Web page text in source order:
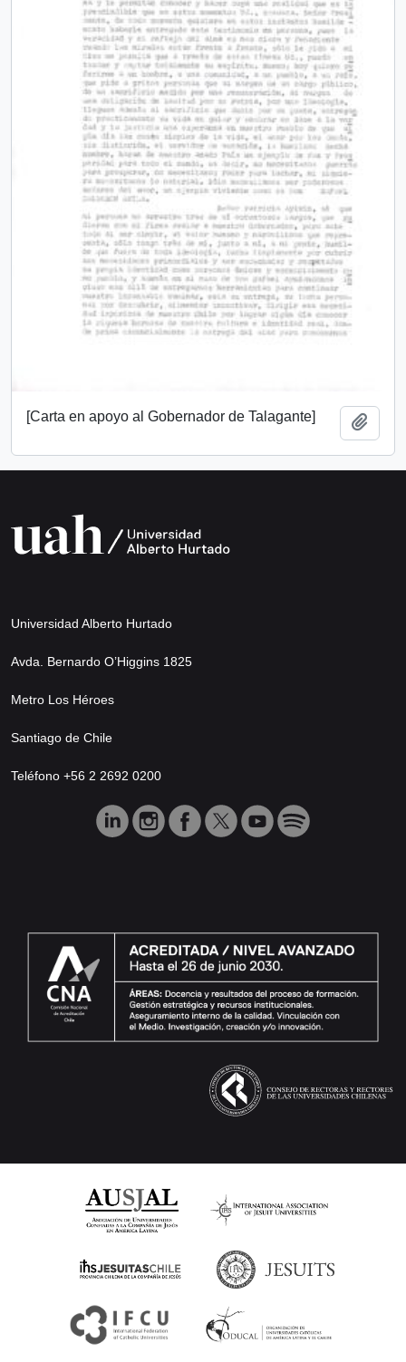
[Carta en apoyo al Gobernador de Talagante]
Universidad Alberto Hurtado
Avda. Bernardo O’Higgins 1825
Metro Los Héroes
Santiago de Chile
Teléfono +56 2 2692 0200